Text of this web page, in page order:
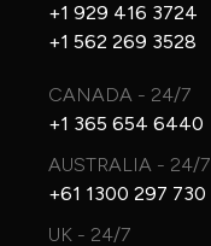
+1 929 416 3724
+1 562 269 3528
CANADA - 24/7
+1 365 654 6440
AUSTRALIA - 24/7
+61 1300 297 730
UK - 24/7